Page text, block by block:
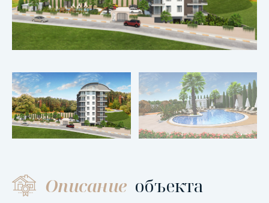
Описание объекта